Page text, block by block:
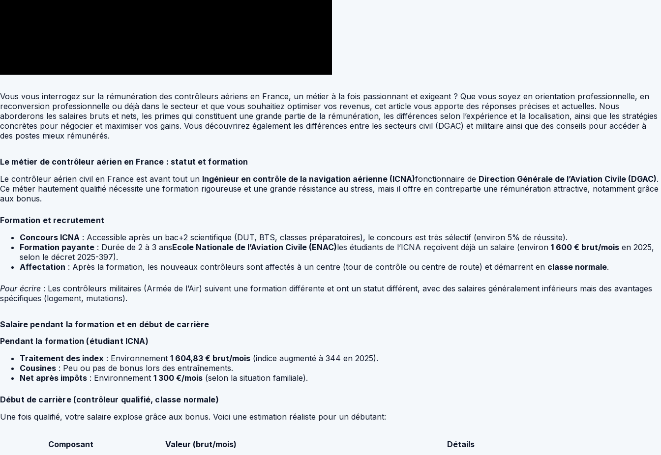
Vous vous interrogez sur la rémunération des contrôleurs aériens en France, un métier à la fois passionnant et exigeant ? Que vous soyez en orientation professionnelle, en
reconversion professionnelle ou déjà dans le secteur et que vous souhaitiez optimiser vos revenus, cet article vous apporte des réponses précises et actuelles. Nous
aborderons les salaires bruts et nets, les primes qui constituent une grande partie de la rémunération, les différences selon l’expérience et la localisation, ainsi que les stratégies
concrètes pour négocier et maximiser vos gains. Vous découvrirez également les différences entre les secteurs civil (DGAC) et militaire ainsi que des conseils pour accéder à
des postes mieux rémunérés.
Le métier de contrôleur aérien en France : statut et formation
Le contrôleur aérien civil en France est avant tout un Ingénieur en contrôle de la navigation aérienne (ICNA)fonctionnaire de Direction Générale de l’Aviation Civile (DGAC).
Ce métier hautement qualifié nécessite une formation rigoureuse et une grande résistance au stress, mais il offre en contrepartie une rémunération attractive, notamment grâce
aux bonus.
Formation et recrutement
Concours ICNA : Accessible après un bac+2 scientifique (DUT, BTS, classes préparatoires), le concours est très sélectif (environ 5% de réussite).
Formation payante : Durée de 2 à 3 ansEcole Nationale de l’Aviation Civile (ENAC)les étudiants de l’ICNA reçoivent déjà un salaire (environ 1 600 € brut/mois en 2025,
selon le décret 2025-397).
Affectation : Après la formation, les nouveaux contrôleurs sont affectés à un centre (tour de contrôle ou centre de route) et démarrent en classe normale.
Pour écrire : Les contrôleurs militaires (Armée de l’Air) suivent une formation différente et ont un statut différent, avec des salaires généralement inférieurs mais des avantages
spécifiques (logement, mutations).
Salaire pendant la formation et en début de carrière
Pendant la formation (étudiant ICNA)
Traitement des index : Environnement 1 604,83 € brut/mois (indice augmenté à 344 en 2025).
Cousines : Peu ou pas de bonus lors des entraînements.
Net après impôts : Environnement 1 300 €/mois (selon la situation familiale).
Début de carrière (contrôleur qualifié, classe normale)
Une fois qualifié, votre salaire explose grâce aux bonus. Voici une estimation réaliste pour un débutant:
Composant Valeur (brut/mois) Détails